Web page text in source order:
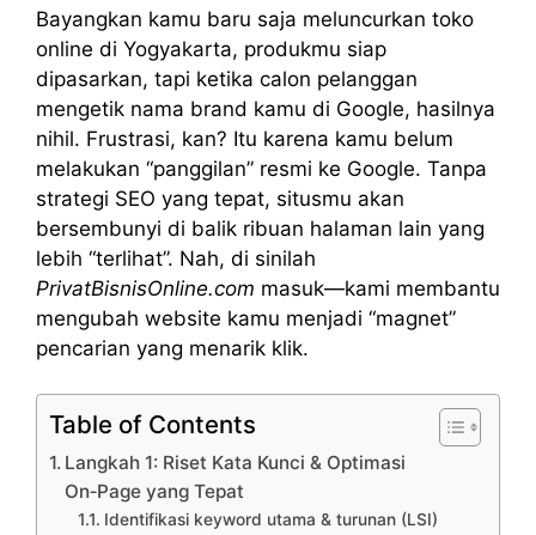
Bayangkan kamu baru saja meluncurkan toko
online di Yogyakarta, produkmu siap
dipasarkan, tapi ketika calon pelanggan
mengetik nama brand kamu di Google, hasilnya
nihil. Frustrasi, kan? Itu karena kamu belum
melakukan “panggilan” resmi ke Google. Tanpa
strategi SEO yang tepat, situsmu akan
bersembunyi di balik ribuan halaman lain yang
lebih “terlihat”. Nah, di sinilah
PrivatBisnisOnline.com masuk—kami membantu
mengubah website kamu menjadi “magnet”
pencarian yang menarik klik.
Table of Contents
Langkah 1: Riset Kata Kunci & Optimasi
On‑Page yang Tepat
Identifikasi keyword utama & turunan (LSI)